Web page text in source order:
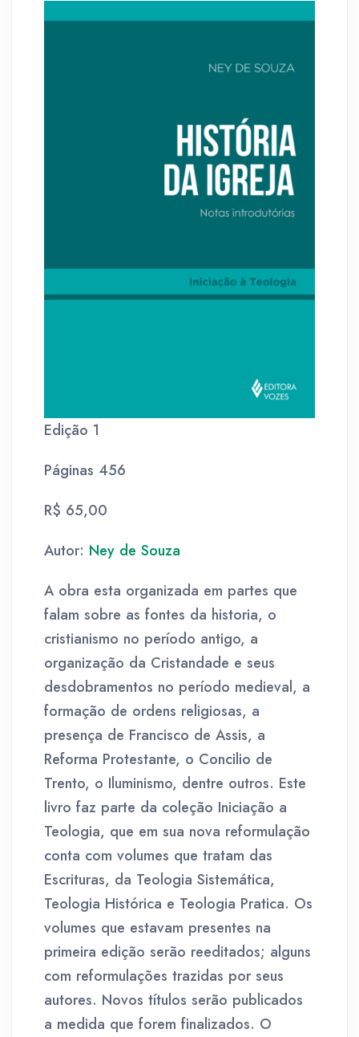
Edição 1
Páginas 456
R$ 65,00
Autor: Ney de Souza
A obra esta organizada em partes que
falam sobre as fontes da historia, o
cristianismo no período antigo, a
organização da Cristandade e seus
desdobramentos no período medieval, a
formação de ordens religiosas, a
presença de Francisco de Assis, a
Reforma Protestante, o Concilio de
Trento, o Iluminismo, dentre outros. Este
livro faz parte da coleção Iniciação a
Teologia, que em sua nova reformulação
conta com volumes que tratam das
Escrituras, da Teologia Sistemática,
Teologia Histórica e Teologia Pratica. Os
volumes que estavam presentes na
primeira edição serão reeditados; alguns
com reformulações trazidas por seus
autores. Novos títulos serão publicados
a medida que forem finalizados. O